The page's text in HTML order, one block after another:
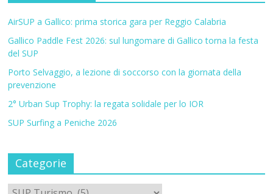
AirSUP a Gallico: prima storica gara per Reggio Calabria
Gallico Paddle Fest 2026: sul lungomare di Gallico torna la festa
del SUP
Porto Selvaggio, a lezione di soccorso con la giornata della
prevenzione
2° Urban Sup Trophy: la regata solidale per lo IOR
SUP Surfing a Peniche 2026
Categorie